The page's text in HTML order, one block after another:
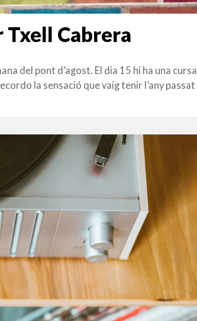
Txell Cabrera
del pont d’agost. El dia 15 hi ha una cursa
la sensació que vaig tenir l’any passat